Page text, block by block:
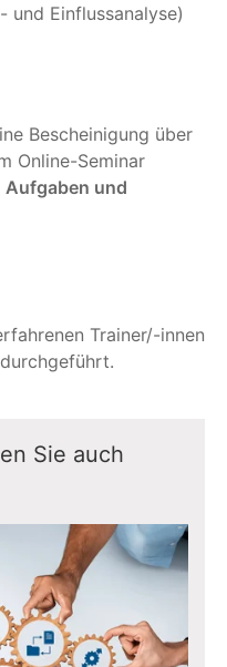
und Einflussanalyse)
Bescheinigung über
Online-Seminar
Aufgaben und
Trainer/-innen
Sie auch